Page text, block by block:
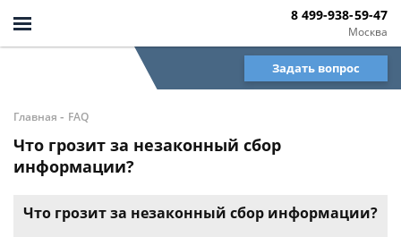
Москва
8 499-938-59-47
Задать вопрос
Главная - FAQ
Что грозит за незаконный сбор
информации?
Что грозит за незаконный сбор информации?